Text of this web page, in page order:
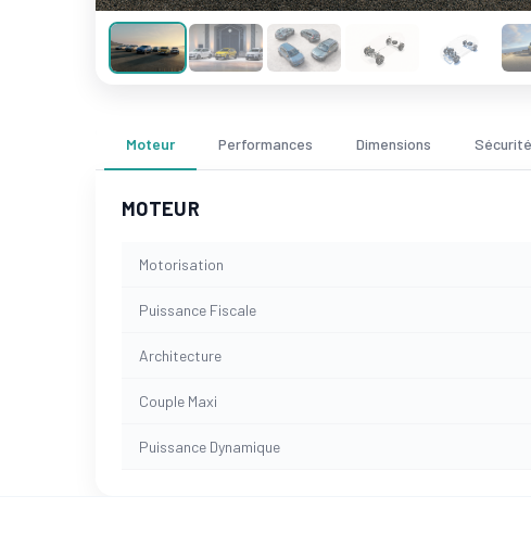
Moteur Performances Dimensions Sécurité
MOTEUR
Motorisation
Puissance Fiscale
Architecture
Couple Maxi
Puissance Dynamique